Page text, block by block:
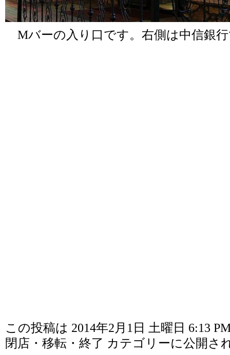
Mバーの入り口です。右側は中信銀
この投稿は 2014年2月1日 土曜日 6:13
閉店・移転・終了 カテゴリーに公開さ